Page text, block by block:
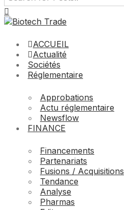
ACCUEIL
Actualité
Sociétés
Réglementaire
Approbations
Actu réglementaire
Newsflow
FINANCE
Financements
Partenariats
Fusions / Acquisitions
Tendance
Analyse
Pharmas